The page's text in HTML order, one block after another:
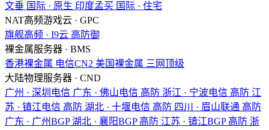
文垂 国际 · 原生 印度孟买 国际 · 住宅
NAT高频游戏云 · GPC
旗舰高频 · I9云 高防御
裸金属服务器 · BMS
香港裸金属 电信CN2 美国裸金属 三网顶级
大陆物理服务器 · CND
广州 · 深圳电信 广东 · 佛山电信 高防 浙江 · 宁波电信 高防 江
苏 · 镇江电信 高防 湖北 · 十堰电信 高防 四川 · 眉山联通 高防
广东 · 广州BGP 湖北 · 襄阳BGP 高防 江苏 · 镇江BGP 高防 浙